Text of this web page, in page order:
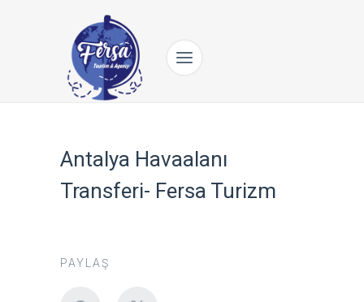
Antalya Havaalanı
Transferi- Fersa Turizm
PAYLAŞ